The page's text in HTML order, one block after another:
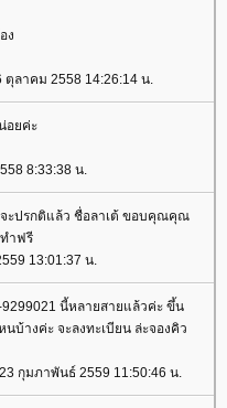
ง
ลาคม 2558 14:26:14 น.
อยค่ะ
8:33:38 น.
ะปรกติแล้ว ชื่อลาเต้ ขอบคุณคุณ
ำฟรี
13:01:37 น.
นี้หลายสายแล้วค่ะ ขึ้น
บ้างค่ะ จะลงทะเบียน ล่ะจองคิว
กุมภาพันธ์ 2559 11:50:46 น.